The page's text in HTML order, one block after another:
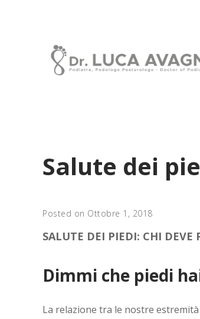
Salute dei
Posted on Ottobre 1, 2018
SALUTE DEI PIEDI: CHI DEVE
Dimmi che piedi
La relazione tra le nostre